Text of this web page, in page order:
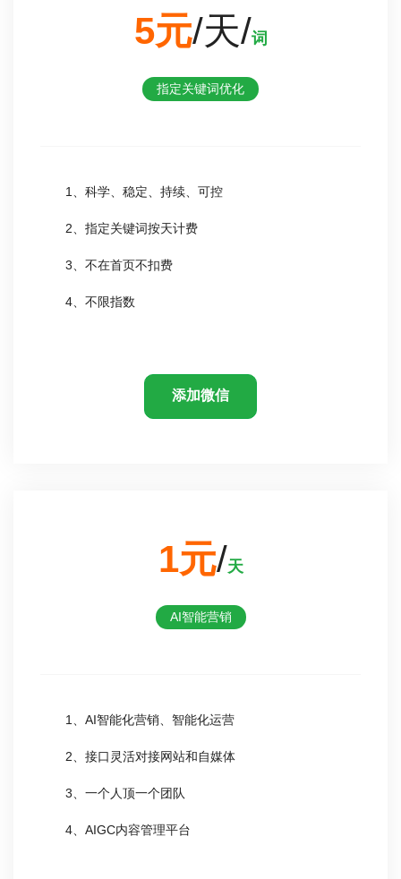
5元/天/词
指定关键词优化
1、科学、稳定、持续、可控
2、指定关键词按天计费
3、不在首页不扣费
4、不限指数
添加微信
1元/天
AI智能营销
1、AI智能化营销、智能化运营
2、接口灵活对接网站和自媒体
3、一个人顶一个团队
4、AIGC内容管理平台